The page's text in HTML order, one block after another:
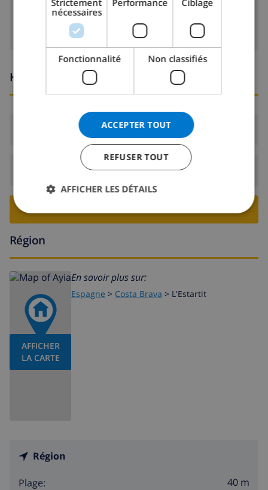
machine à laver
Heures d'arrivée et de départ
Arrivée:De 16:00 avant 19:00
Départ:Avant: 10:00
Région
AFFICHER
LA CARTE
En savoir plus sur:
Espagne > Costa Brava > L'Estartit
Région
Plage: 40 m
Strictement
nécessaires
Performance Ciblage
Fonctionnalité Non classifiés
ACCEPTER TOUT
REFUSER TOUT
AFFICHER LES DÉTAILS